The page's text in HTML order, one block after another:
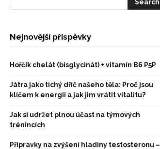
Nejnovější příspěvky
Hořčík chelát (bisglycinát) + vitamín B6 P5P
Játra jako tichý dříč našeho těla: Proč jsou
klíčem k energii a jak jim vrátit vitalitu?
Jak si udržet plnou účast na týmových
trénincích
Přípravky na zvýšení hladiny testosteronu –